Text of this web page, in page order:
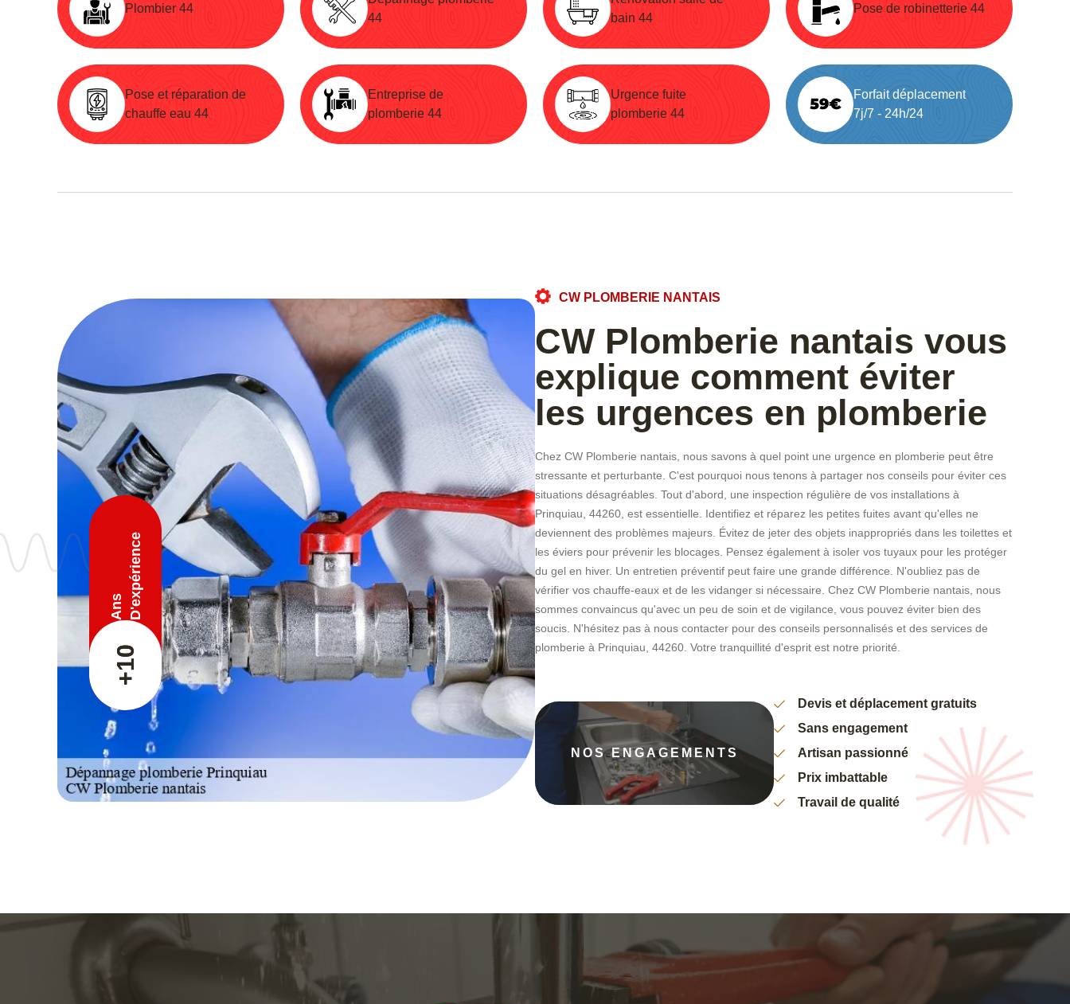
Plombier 44
44
bain 44
Pose de robinetterie 44
Pose et réparation de
chauffe eau 44
Entreprise de
plomberie 44
Urgence fuite
plomberie 44
Forfait déplacement
7j/7 - 24h/24
+10
Ans D'expérience
CW PLOMBERIE NANTAIS
CW Plomberie nantais vous
explique comment éviter
les urgences en plomberie
Chez CW Plomberie nantais, nous savons à quel point une urgence en plomberie peut être
stressante et perturbante. C'est pourquoi nous tenons à partager nos conseils pour éviter ces
situations désagréables. Tout d'abord, une inspection régulière de vos installations à
Prinquiau, 44260, est essentielle. Identifiez et réparez les petites fuites avant qu'elles ne
deviennent des problèmes majeurs. Évitez de jeter des objets inappropriés dans les toilettes et
les éviers pour prévenir les blocages. Pensez également à isoler vos tuyaux pour les protéger
du gel en hiver. Un entretien préventif peut faire une grande différence. N'oubliez pas de
vérifier vos chauffe-eaux et de les vidanger si nécessaire. Chez CW Plomberie nantais, nous
sommes convaincus qu'avec un peu de soin et de vigilance, vous pouvez éviter bien des
soucis. N'hésitez pas à nous contacter pour des conseils personnalisés et des services de
plomberie à Prinquiau, 44260. Votre tranquillité d'esprit est notre priorité.
NOS ENGAGEMENTS
Devis et déplacement gratuits
Sans engagement
Artisan passionné
Prix imbattable
Travail de qualité